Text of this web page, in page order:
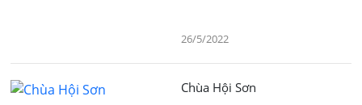
26/5/2022
Chùa Hội Sơn